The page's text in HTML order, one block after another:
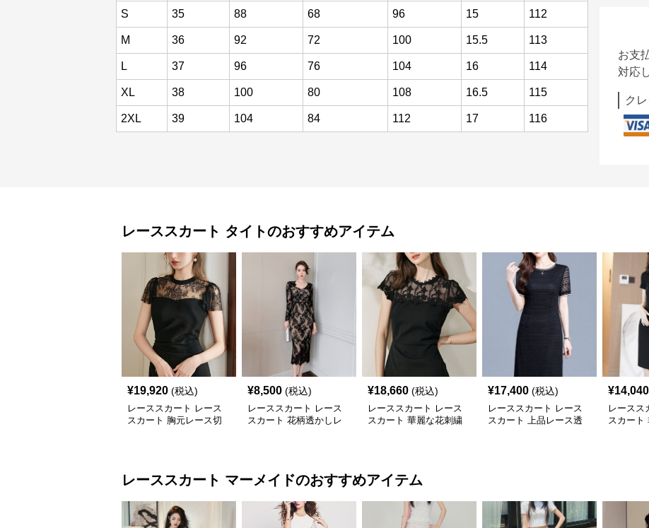
S 35 88 68 96 15 112
M 36 92 72 100 15.5 113
L 37 96 76 104 16 114
XL 38 100 80 108 16.5 115
2XL 39 104 84 112 17 116
お支
対応
ク
レーススカート タイトのおすすめアイテム
¥19,920 (税込)
レーススカート レース
スカート 胸元レース切
¥8,500 (税込)
レーススカート レース
スカート 花柄透かしレ
¥18,660 (税込)
レーススカート レース
スカート 華麗な花刺繍
¥17,400 (税込)
レーススカート レース
スカート 上品レース透
¥14,040
レースス
スカート
レーススカート マーメイドのおすすめアイテム